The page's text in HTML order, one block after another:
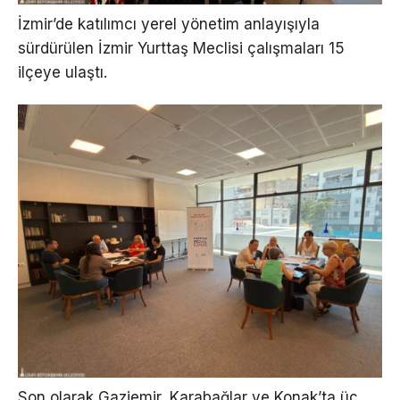
İzmir’de katılımcı yerel yönetim anlayışıyla
sürdürülen İzmir Yurttaş Meclisi çalışmaları 15
ilçeye ulaştı.